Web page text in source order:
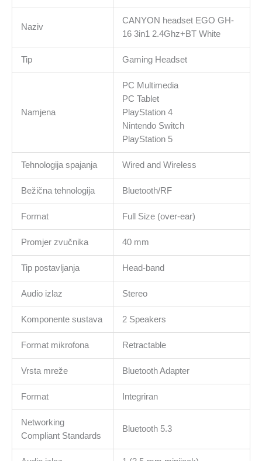
Naziv
CANYON headset EGO GH-
16 3in1 2.4Ghz+BT White
Tip Gaming Headset
Namjena
PC Multimedia
PC Tablet
PlayStation 4
Nintendo Switch
PlayStation 5
Tehnologija spajanja Wired and Wireless
Bežična tehnologija Bluetooth/RF
Format Full Size (over-ear)
Promjer zvučnika 40 mm
Tip postavljanja Head-band
Audio izlaz Stereo
Komponente sustava 2 Speakers
Format mikrofona Retractable
Vrsta mreže Bluetooth Adapter
Format Integriran
Networking
Compliant Standards
Bluetooth 5.3